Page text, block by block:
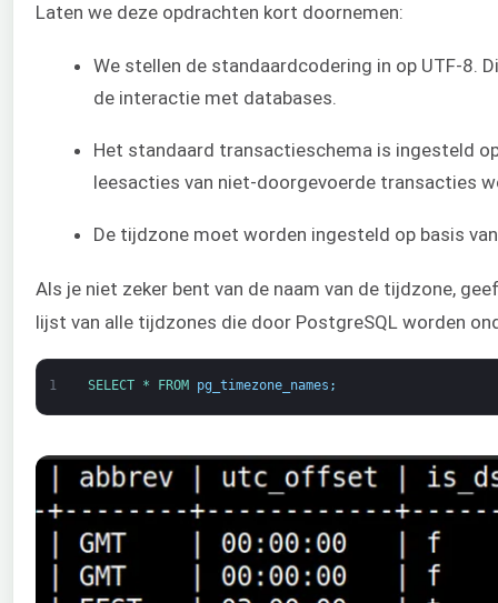
Laten we deze opdrachten kort doornemen:
We stellen de standaardcodering in op UTF-8.
de interactie met databases.
Het standaard transactieschema is ingesteld
leesacties van niet-doorgevoerde transacties
De tijdzone moet worden ingesteld op basis
Als je niet zeker bent van de naam van de tijdzone,
lijst van alle tijdzones die door PostgreSQL worden
1 SELECT * FROM pg_timezone_names ;